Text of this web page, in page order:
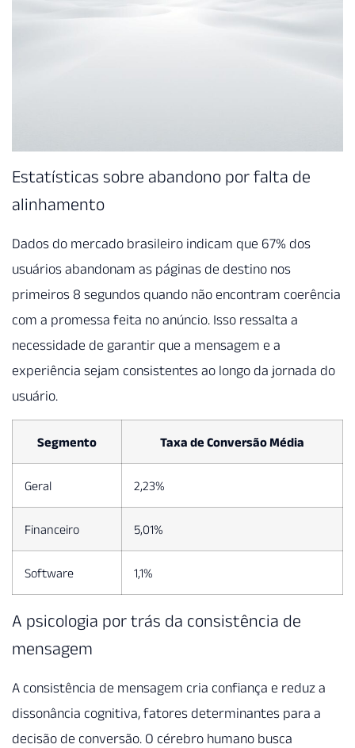
Estatísticas sobre abandono por falta de
alinhamento
Dados do mercado brasileiro indicam que 67% dos
usuários abandonam as páginas de destino nos
primeiros 8 segundos quando não encontram coerência
com a promessa feita no anúncio. Isso ressalta a
necessidade de garantir que a mensagem e a
experiência sejam consistentes ao longo da jornada do
usuário.
Segmento Taxa de Conversão Média
Geral 2,23%
Financeiro 5,01%
Software 1,1%
A psicologia por trás da consistência de
mensagem
A consistência de mensagem cria confiança e reduz a
dissonância cognitiva, fatores determinantes para a
decisão de conversão. O cérebro humano busca